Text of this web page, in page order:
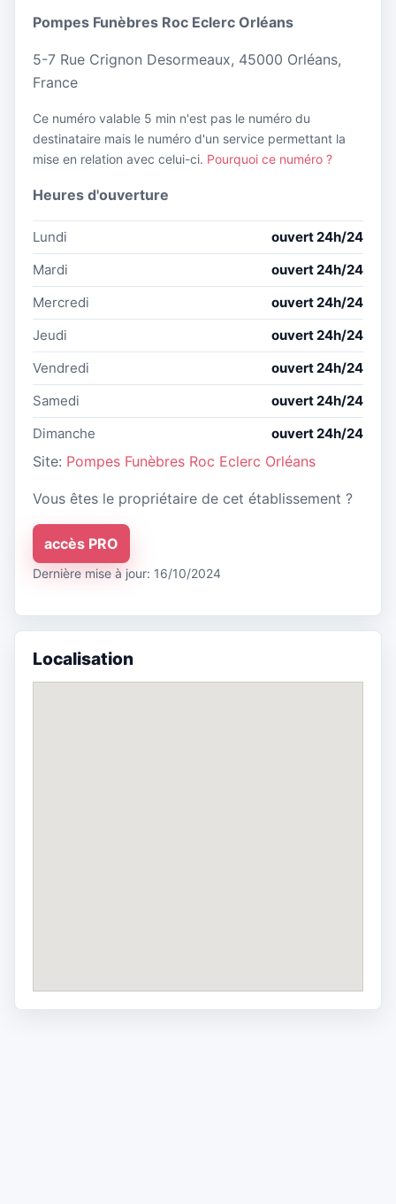
Pompes Funèbres Roc Eclerc Orléans
5-7 Rue Crignon Desormeaux, 45000 Orléans,
France
Ce numéro valable 5 min n'est pas le numéro du
destinataire mais le numéro d'un service permettant la
mise en relation avec celui-ci. Pourquoi ce numéro ?
Heures d'ouverture
Lundi
ouvert 24h/24
Mardi
ouvert 24h/24
Mercredi
ouvert 24h/24
Jeudi
ouvert 24h/24
Vendredi
ouvert 24h/24
Samedi
ouvert 24h/24
Dimanche
ouvert 24h/24
Site: Pompes Funèbres Roc Eclerc Orléans
Vous êtes le propriétaire de cet établissement ?
accès PRO
Dernière mise à jour: 16/10/2024
Localisation